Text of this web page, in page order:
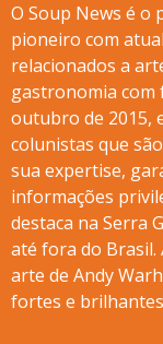
O Soup News é o
pioneiro com
relacionados a
gastronomia com
outubro de 2015,
colunistas que
sua expertise,
informações
destaca na Serra
até fora do Brasil.
arte de Andy
fortes e